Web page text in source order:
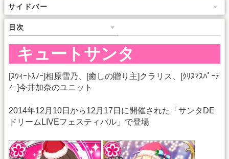
サイドバー
目次
キュートサンタ
[ｽｳｨｰﾄｽﾉｰ]相原雪乃、[癒しの贈り主]クラリス、[ｸﾘｽﾏｽﾊﾟｰﾃ
ｨｰ]今井加奈のユニット
2014年12月10日から12月17日に開催された「サンタDE
ドリームLIVEフェスティバル」で登場